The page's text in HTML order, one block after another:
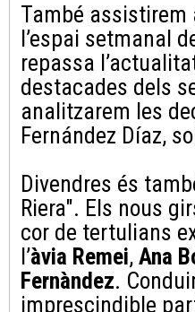
També assistirem
l’espai setmanal
repassa
destacades dels
analitzarem les
Fernández Díaz,
Divendres és
Riera". Els nous
cor de tertulians
l’àvia Remei, Ana
Fernàndez.
imprescindible